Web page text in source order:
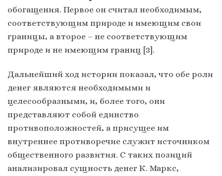
обогащения. Первое он считал необходимым,
соответствующим природе и имеющим свои
границы, а второе – не соответствующим
природе и не имеющим границ [3].
Дальнейший ход истории показал, что обе роли
денег являются необходимыми и
целесообразными, и, более того, они
представляют собой единство
противоположностей, а присущее им
внутреннее противоречие служит источником
общественного развития. С таких позиций
анализировал сущность денег К. Маркс,